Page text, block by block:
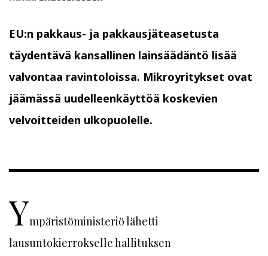
EU:n pakkaus- ja pakkausjäteasetusta
täydentävä kansallinen lainsäädäntö lisää
valvontaa ravintoloissa. Mikroyritykset ovat
jäämässä uudelleenkäyttöä koskevien
velvoitteiden ulkopuolelle.
Ympäristöministeriö lähetti
lausuntokierrokselle hallituksen